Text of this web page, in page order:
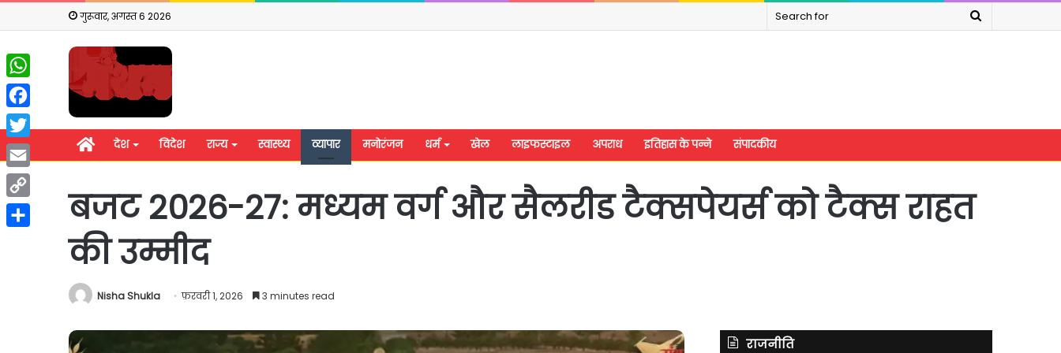
गुरूवार, अगस्त 6 2026
Search
होम देश विदेश राज्य स्वास्थ्य व्यापार मनोरंजन धर्म खेल लाइफस्टाइल अपराध इतिहास के पन्ने संपादकीय
बजट 2026-27: मध्यम वर्ग और सैलरीड टैक्सपेयर्स को टैक्स राहत
की उम्मीद
Nisha Shukla फ़रवरी 1, 2026 3 minutes read
राजनीति
WhatsApp
Facebook
Twitter
Email
Copy
Link